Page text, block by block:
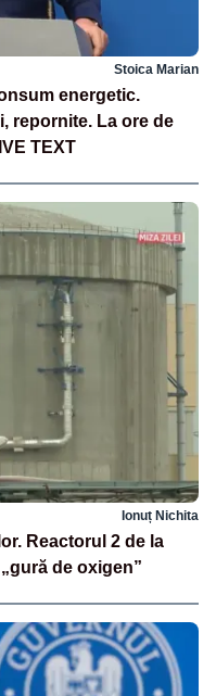
Stoica Marian
energetic.
repornite. La ore de
TEXT
Ionuț Nichita
Reactorul 2 de la
de oxigen”